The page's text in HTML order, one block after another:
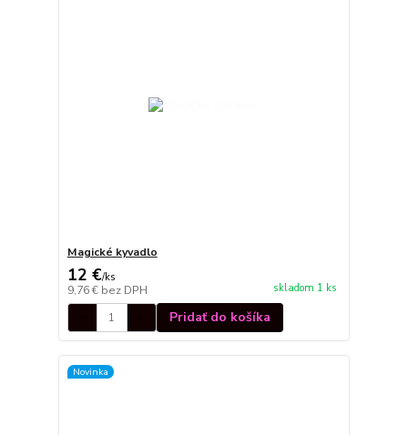
Magické kyvadlo
12 €/ks
9,76 € bez DPH skladom 1 ks
Pridať do košíka
Novinka